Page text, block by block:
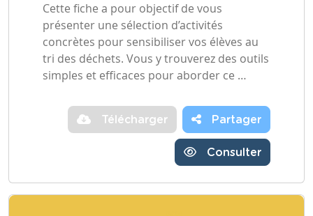
Cette fiche a pour objectif de vous
présenter une sélection d’activités
concrètes pour sensibiliser vos élèves au
tri des déchets. Vous y trouverez des outils
simples et efficaces pour aborder ce …
Télécharger Partager
Consulter